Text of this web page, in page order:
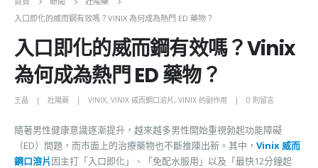
入口即化的威而鋼有效嗎？VINIX 為何成為熱門 ED 藥物？
入口即化的威而鋼有效嗎？Vinix
為何成為熱門 ED 藥物？
王晶 壯陽藥 VINIX, VINIX 威而鋼口溶片 , VINIX 的副作用 0 則留言
隨著男性健康意識逐漸提升，越來越多男性開始重視勃起功能障礙
（ED）問題，而市面上的治療藥物也不斷推陳出新。其中， Vinix 威而
鋼口溶片因主打「入口即化」、「免配水服用」以及「最快12分鐘起